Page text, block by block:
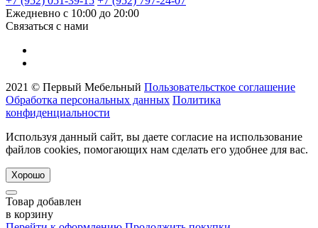
Ежедневно с 10:00 до 20:00
Связаться с нами
2021 © Первый Мебельный Пользовательсткое соглашение
Обработка персональных данных Политика
конфиденциальности
Используя данный сайт, вы даете согласие на использование
файлов cookies, помогающих нам сделать его удобнее для вас.
Хорошо
Товар добавлен
в корзину